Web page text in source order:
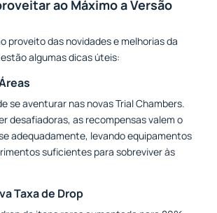
ao Máximo a Versão
proveito das novidades e melhorias da
estão algumas dicas úteis:
se aventurar nas novas Trial Chambers.
desafiadoras, as recompensas valem o
adequadamente, levando equipamentos
suficientes para sobreviver às
Taxa de Drop